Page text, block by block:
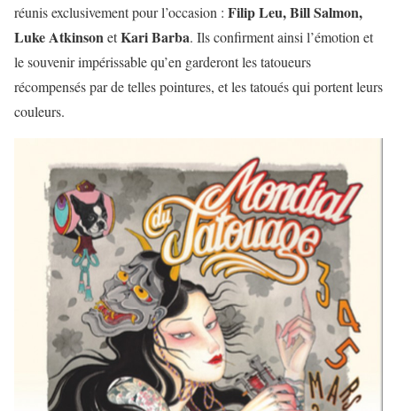
réunis exclusivement pour l’occasion : Filip Leu, Bill Salmon,
Luke Atkinson etKari Barba. Ils confirment ainsi l’émotion et
le souvenir impérissable qu’en garderont les tatoueurs
récompensés par de telles pointures, et les tatoués qui portent leurs
couleurs.